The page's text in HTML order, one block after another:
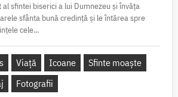
al sfintei biserici a lui Dumnezeu și învăța
sfânta bună credință și le întărea spre
cele...
Viață Icoane
Sfinte moaște
Fotografii